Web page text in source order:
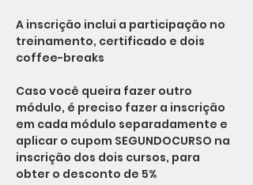
A inscrição inclui a participação no
treinamento, certificado e dois
coffee-breaks
Caso você queira fazer outro
módulo, é preciso fazer a inscrição
em cada módulo separadamente e
aplicar o cupom SEGUNDOCURSO na
inscrição dos dois cursos, para
obter o desconto de 5%